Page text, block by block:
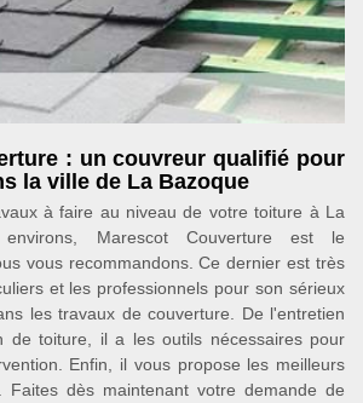
: un couvreur qualifié pour
la ville de La Bazoque
à faire au niveau de votre toiture à La
Marescot Couverture est le
vous recommandons. Ce dernier est très
et les professionnels pour son sérieux
les travaux de couverture. De l'entretien
de toiture, il a les outils nécessaires pour
Enfin, il vous propose les meilleurs
Faites dès maintenant votre demande de